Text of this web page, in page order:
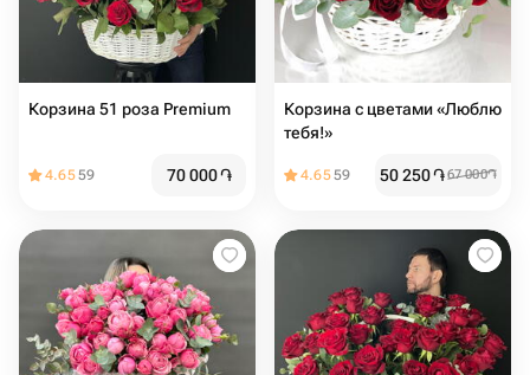
Корзина 51 роза Premium
4.6559 70 000֏
Корзина с цветами «Люблю
тебя!»
4.6559 50 250֏67 000֏